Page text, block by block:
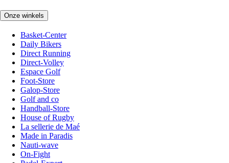
Onze winkels
Basket-Center
Daily Bikers
Direct Running
Direct-Volley
Espace Golf
Foot-Store
Galop-Store
Golf and co
Handball-Store
House of Rugby
La sellerie de Maé
Made in Paradis
Nauti-wave
On-Fight